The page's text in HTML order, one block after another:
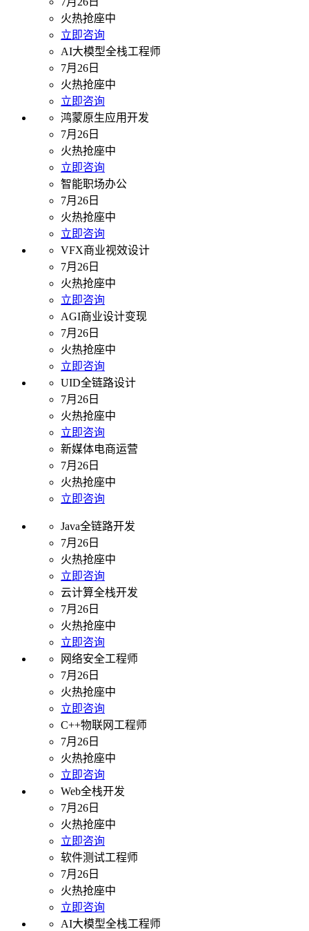
火热抢座中
立即咨询
AI大模型全栈工程师
7月26日
火热抢座中
立即咨询
鸿蒙原生应用开发
7月26日
火热抢座中
立即咨询
智能职场办公
7月26日
火热抢座中
立即咨询
VFX商业视效设计
7月26日
火热抢座中
立即咨询
AGI商业设计变现
7月26日
火热抢座中
立即咨询
UID全链路设计
7月26日
火热抢座中
立即咨询
新媒体电商运营
7月26日
火热抢座中
立即咨询
Java全链路开发
7月26日
火热抢座中
立即咨询
云计算全栈开发
7月26日
火热抢座中
立即咨询
网络安全工程师
7月26日
火热抢座中
立即咨询
C++物联网工程师
7月26日
火热抢座中
立即咨询
Web全栈开发
7月26日
火热抢座中
立即咨询
软件测试工程师
7月26日
火热抢座中
立即咨询
AI大模型全栈工程师